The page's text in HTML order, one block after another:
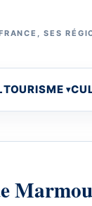
SES
TOURISME